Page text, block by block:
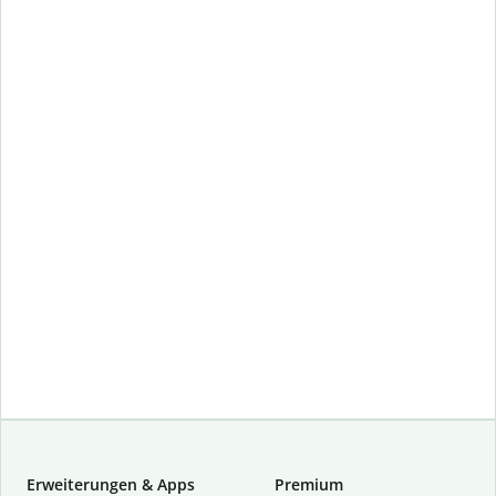
Erweiterungen & Apps
Premium